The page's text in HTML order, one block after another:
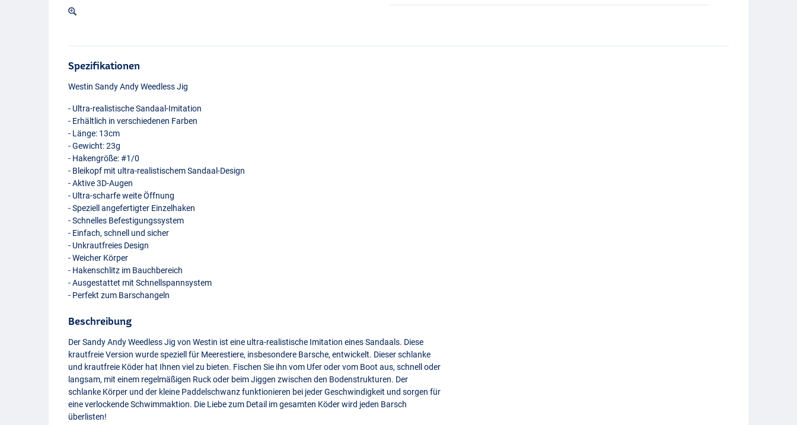
Spezifikationen
Westin Sandy Andy Weedless Jig
- Ultra-realistische Sandaal-Imitation
- Erhältlich in verschiedenen Farben
- Länge: 13cm
- Gewicht: 23g
- Hakengröße: #1/0
- Bleikopf mit ultra-realistischem Sandaal-Design
- Aktive 3D-Augen
- Ultra-scharfe weite Öffnung
- Speziell angefertigter Einzelhaken
- Schnelles Befestigungssystem
- Einfach, schnell und sicher
- Unkrautfreies Design
- Weicher Körper
- Hakenschlitz im Bauchbereich
- Ausgestattet mit Schnellspannsystem
- Perfekt zum Barschangeln
Beschreibung
Der Sandy Andy Weedless Jig von Westin ist eine ultra-realistische Imitation eines Sandaals. Diese
krautfreie Version wurde speziell für Meerestiere, insbesondere Barsche, entwickelt. Dieser schlanke
und krautfreie Köder hat Ihnen viel zu bieten. Fischen Sie ihn vom Ufer oder vom Boot aus, schnell oder
langsam, mit einem regelmäßigen Ruck oder beim Jiggen zwischen den Bodenstrukturen. Der
schlanke Körper und der kleine Paddelschwanz funktionieren bei jeder Geschwindigkeit und sorgen für
eine verlockende Schwimmaktion. Die Liebe zum Detail im gesamten Köder wird jeden Barsch
überlisten!